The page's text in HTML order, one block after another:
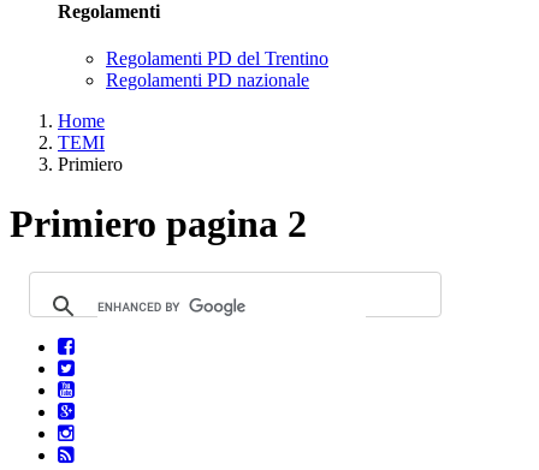
Regolamenti
Regolamenti PD del Trentino
Regolamenti PD nazionale
Home
TEMI
Primiero
Primiero pagina 2